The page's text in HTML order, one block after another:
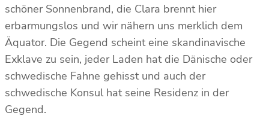
schöner Sonnenbrand, die Clara brennt hier
erbarmungslos und wir nähern uns merklich dem
Äquator. Die Gegend scheint eine skandinavische
Exklave zu sein, jeder Laden hat die Dänische oder
schwedische Fahne gehisst und auch der
schwedische Konsul hat seine Residenz in der
Gegend.